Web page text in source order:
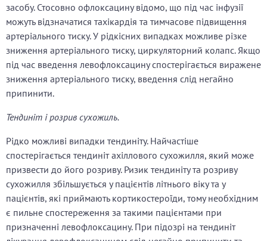
засобу. Стосовно офлоксацину відомо, що під час інфузії
можуть відзначатися тахікардія та тимчасове підвищення
артеріального тиску. У рідкісних випадках можливе різке
зниження артеріального тиску, циркуляторний колапс. Якщо
під час введення левофлоксацину спостерігається виражене
зниження артеріального тиску, введення слід негайно
припинити.
Тендиніт і розрив сухожиль.
Рідко можливі випадки тендиніту. Найчастіше
спостерігається тендиніт ахіллового сухожилля, який може
призвести до його розриву. Ризик тендиніту та розриву
сухожилля збільшується у пацієнтів літнього віку та у
пацієнтів, які приймають кортикостероїди, тому необхідним
є пильне спостереження за такими пацієнтами при
призначенні левофлоксацину. При підозрі на тендиніт